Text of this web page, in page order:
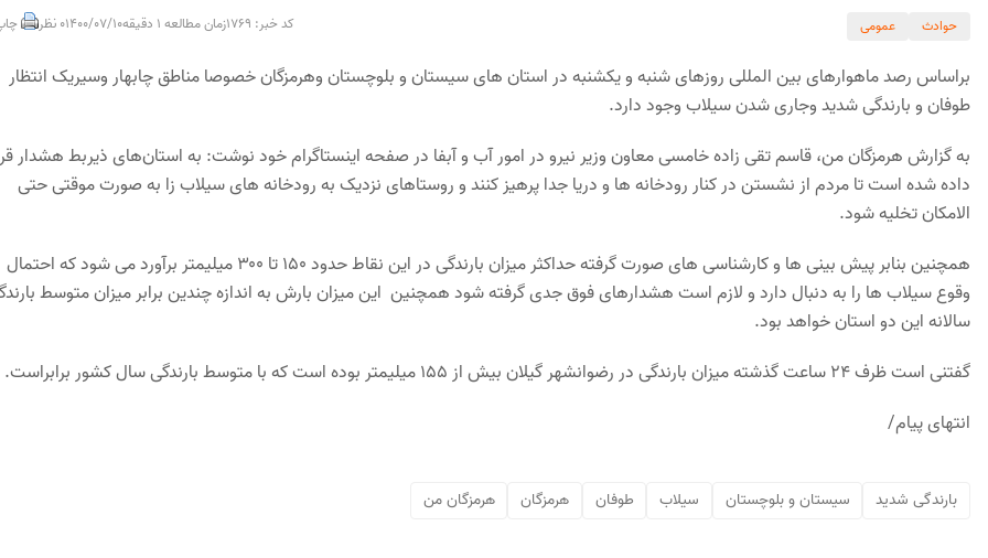
حوادث عمومی کد خبر: 1769 زمان مطالعه 1 دقیقه 1400/07/100 نظر
براساس رصد ماهوارهای بین المللی روزهای شنبه و یکشنبه در استان های سیستان و بلوچستان وهرمزگان خصوصا مناطق چابهار وسیریک انتظار
طوفان و بارندگی شدید وجاری شدن سیلاب وجود دارد.
به گزارش هرمزگان من، قاسم تقی زاده خامسی معاون وزیر نیرو در امور آب و آبفا در صفحه اینستاگرام خود نوشت: به استان‌های ذیربط هشدار
داده شده است تا مردم از نشستن در کنار رودخانه ها و دریا جدا پرهیز کنند و روستاهای نزدیک به رودخانه های سیلاب زا به صورت موقتی حتی
الامکان تخلیه شود.
همچنین بنابر پیش بینی ها و کارشناسی های صورت گرفته حداکثر میزان بارندگی در این نقاط حدود ۱۵۰ تا ۳۰۰ میلیمتر برآورد می شود که احتمال
وقوع سیلاب ها را به دنبال دارد و لازم است هشدارهای فوق جدی گرفته شود همچنین این میزان بارش به اندازه چندین برابر میزان متوسط
سالانه این دو استان خواهد بود.
گفتنی است ظرف ۲۴ ساعت گذشته میزان بارندگی در رضوانشهر گیلان بیش از ۱۵۵ میلیمتر بوده است که با متوسط بارندگی سال کشور برابراست.
انتهای پیام/
بارندگی شدید سیستان و بلوچستان سیلاب طوفان هرمزگان هرمزگان من